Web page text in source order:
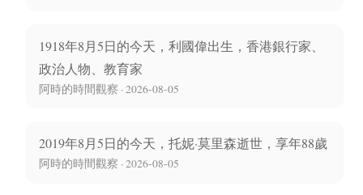
1918年8月5日的今天，利國偉出生，香港銀行家、
政治人物、教育家
阿時的時間觀察 · 2026-08-05
2019年8月5日的今天，托妮·莫里森逝世，享年88歲
阿時的時間觀察 · 2026-08-05